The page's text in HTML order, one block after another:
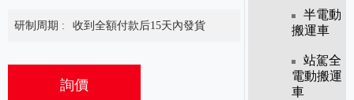
研制周期 : 收到全額付款后15天內發貨
詢價
半電動
搬運車
站駕全
電動搬運
車